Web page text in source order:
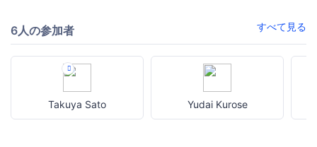
6人の参加者 すべて見る
Takuya Sato Yudai Kurose